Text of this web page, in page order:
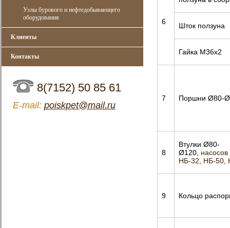
Узлы бурового и нефтедобывающего
оборудования
Клиенты
Контакты
8(7152) 50 85 61
Е-mail: poiskpet@mail.ru
6 Шток ползуна
Гайка М36х2
7 Поршни Ø80-
8
Втулки Ø80-
Ø120, насосов
НБ-32, НБ-50,
9 Кольцо